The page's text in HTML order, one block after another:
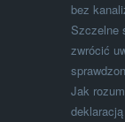
bez
Szczelne
zwrócić
Jak